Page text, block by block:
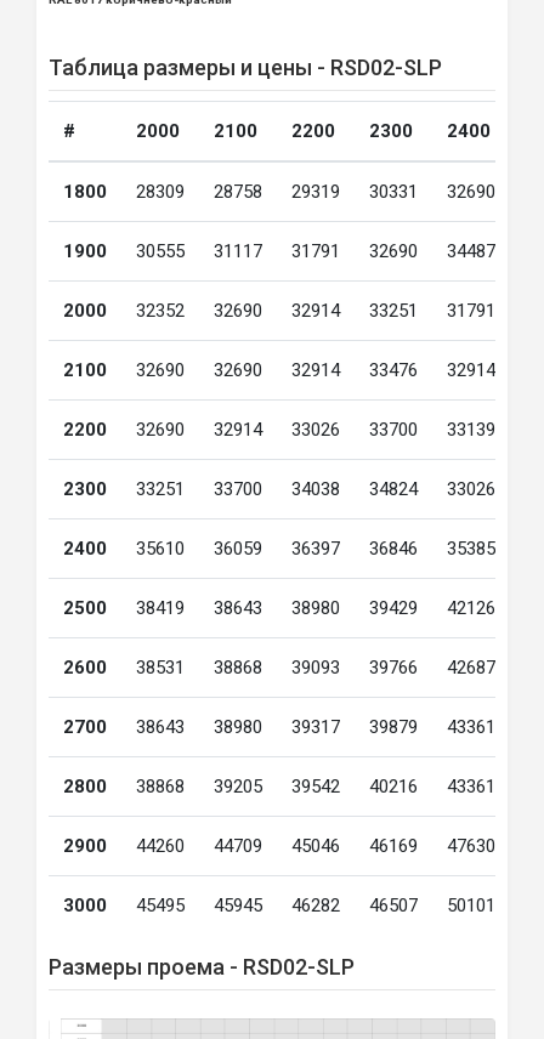
Таблица размеры и цены - RSD02-SLP
# 2000 2100 2200 2300 2400
1800 28309 28758 29319 30331 32690
1900 30555 31117 31791 32690 34487
2000 32352 32690 32914 33251 31791
2100 32690 32690 32914 33476 32914
2200 32690 32914 33026 33700 33139
2300 33251 33700 34038 34824 33026
2400 35610 36059 36397 36846 35385
2500 38419 38643 38980 39429 42126
2600 38531 38868 39093 39766 42687
2700 38643 38980 39317 39879 43361
2800 38868 39205 39542 40216 43361
2900 44260 44709 45046 46169 47630
3000 45495 45945 46282 46507 50101
Размеры проема - RSD02-SLP